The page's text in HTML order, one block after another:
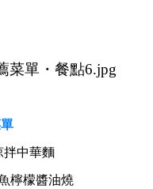
拌中華麵
檸檬醬油燒